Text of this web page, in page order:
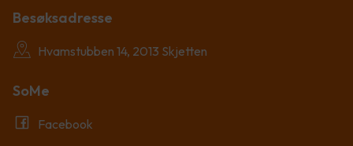
Besøksadresse
Hvamstubben 14, 2013 Skjetten
SoMe
Facebook